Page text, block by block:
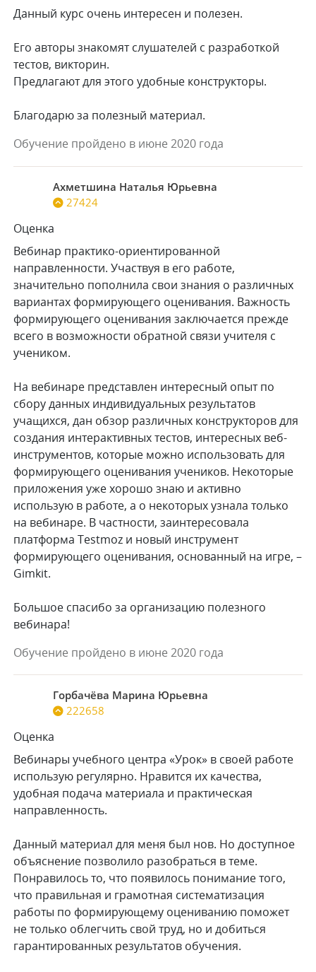
Данный курс очень интересен и полезен.
Его авторы знакомят слушателей с разработкой
тестов, викторин.
Предлагают для этого удобные конструкторы.
Благодарю за полезный материал.
Обучение пройдено в июне 2020 года
Ахметшина Наталья Юрьевна
27424
Оценка
Вебинар практико-ориентированной
направленности. Участвуя в его работе,
значительно пополнила свои знания о различных
вариантах формирующего оценивания. Важность
формирующего оценивания заключается прежде
всего в возможности обратной связи учителя с
учеником.
На вебинаре представлен интересный опыт по
сбору данных индивидуальных результатов
учащихся, дан обзор различных конструкторов для
создания интерактивных тестов, интересных веб-
инструментов, которые можно использовать для
формирующего оценивания учеников. Некоторые
приложения уже хорошо знаю и активно
использую в работе, а о некоторых узнала только
на вебинаре. В частности, заинтересовала
платформа Testmoz и новый инструмент
формирующего оценивания, основанный на игре, –
Gimkit.
Большое спасибо за организацию полезного
вебинара!
Обучение пройдено в июне 2020 года
Горбачёва Марина Юрьевна
222658
Оценка
Вебинары учебного центра «Урок» в своей работе
использую регулярно. Нравится их качества,
удобная подача материала и практическая
направленность.
Данный материал для меня был нов. Но доступное
объяснение позволило разобраться в теме.
Понравилось то, что появилось понимание того,
что правильная и грамотная систематизация
работы по формирующему оцениванию поможет
не только облегчить свой труд, но и добиться
гарантированных результатов обучения.